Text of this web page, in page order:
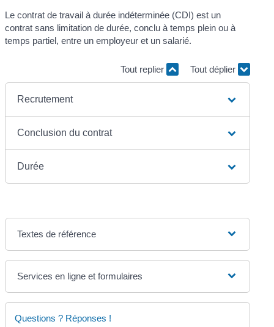
Le contrat de travail à durée indéterminée (CDI) est un
contrat sans limitation de durée, conclu à temps plein ou à
temps partiel, entre un employeur et un salarié.
Tout replier Tout déplier
Recrutement
Conclusion du contrat
Durée
Textes de référence
Services en ligne et formulaires
Questions ? Réponses !